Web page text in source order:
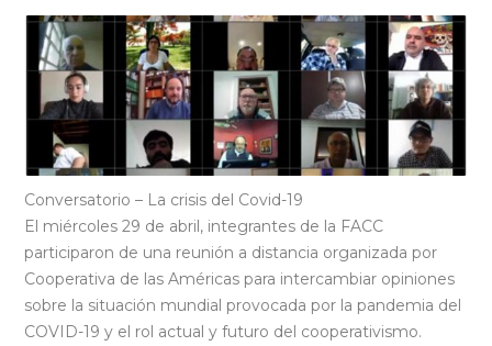
Conversatorio – La crisis del Covid-19
El miércoles 29 de abril, integrantes de la FACC
participaron de una reunión a distancia organizada por
Cooperativa de las Américas para intercambiar opiniones
sobre la situación mundial provocada por la pandemia del
COVID-19 y el rol actual y futuro del cooperativismo.